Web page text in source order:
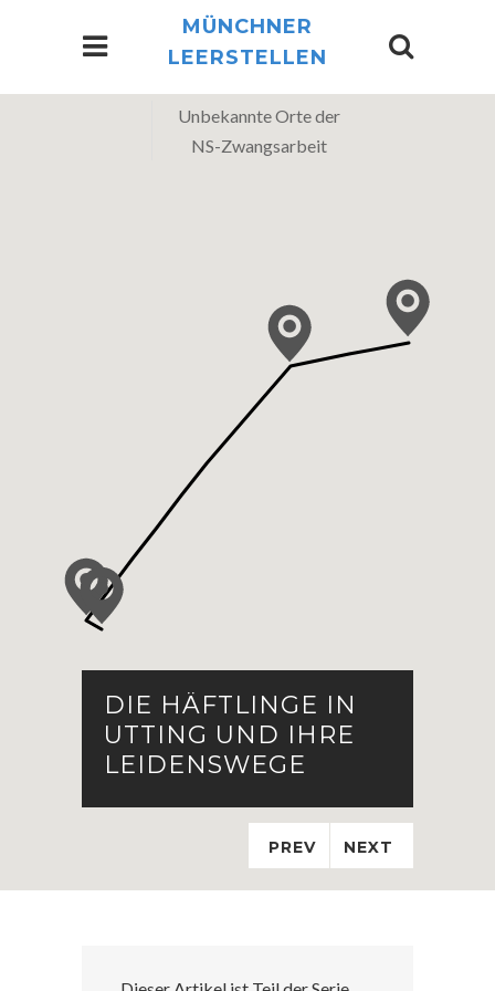
MÜNCHNER
LEERSTELLEN
Unbekannte Orte der
NS-Zwangsarbeit
PREV NEXT
DIE HÄFTLINGE IN
UTTING UND IHRE
LEIDENSWEGE